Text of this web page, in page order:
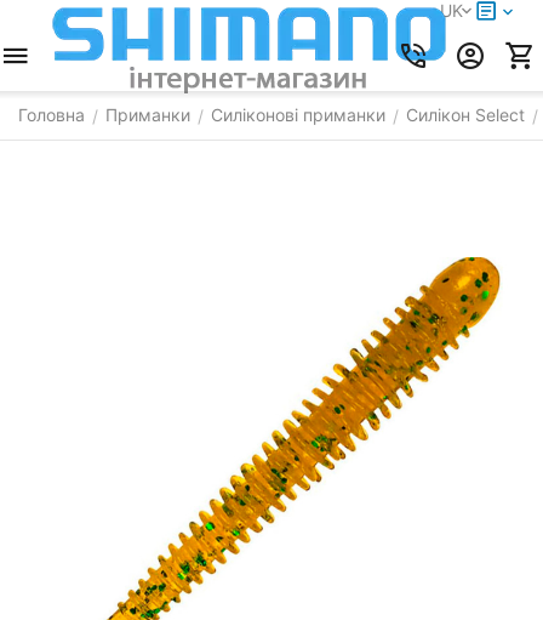
UK
Головна / Приманки / Силіконові приманки / Силікон Select /